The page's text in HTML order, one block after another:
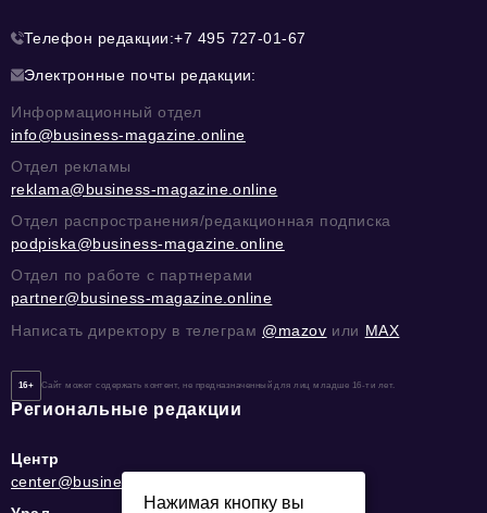
Телефон редакции:+7 495 727-01-67
Электронные почты редакции:
Информационный отдел
info@business-magazine.online
Отдел рекламы
reklama@business-magazine.online
Отдел распространения/редакционная подписка
podpiska@business-magazine.online
Отдел по работе с партнерами
partner@business-magazine.online
Написать директору в телеграм @mazov или MAX
16+ Сайт может содержать контент, не предназначенный для лиц младше 16-ти лет.
Региональные редакции
Центр
center@business-magazine.online
Нажимая кнопку вы